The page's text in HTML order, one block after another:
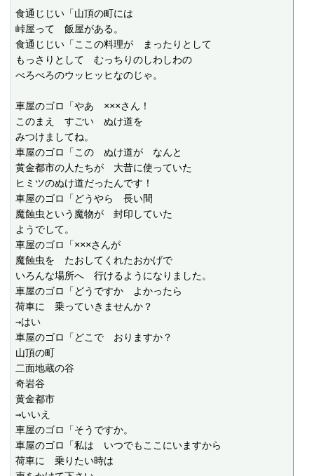
食通じじい「山頂の町には
峠屋って　飯屋がある。
食通じじい「ここの料理が　まったりとして
もっさりとして　むっちりのしわしわの
べろべろのウッヒッヒなのじゃ。
車屋のゴロ「やあ　×××さん！
このまえ　すごい　ぬけ道を
みつけましてね。
車屋のゴロ「この　ぬけ道が　なんと
黄金都市の人たちが　大昔に使っていた
ヒミツのぬけ道だったんです！
車屋のゴロ「どうやら　長い間
魔蝕虫という魔物が　封印していた
ようでして。
車屋のゴロ「×××さんが
魔蝕虫を　たおしてくれたおかげで
いろんな場所へ　行けるようになりました。
車屋のゴロ「どうですか　よかったら
荷車に　乗っていきませんか？
→はい
車屋のゴロ「どこで　おりますか？
山頂の町
二面地蔵の谷
奇岩谷
黄金都市
→いいえ
車屋のゴロ「そうですか。
車屋のゴロ「私は　いつでもここにいますから
荷車に　乗りたい時は